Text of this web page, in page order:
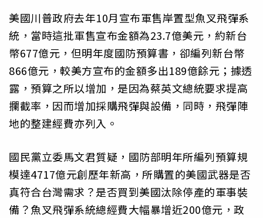
美國川普政府去年10月宣布軍售岸置型魚叉飛彈系
統，當時這批軍售宣布金額為23.7億美元，約新台
幣677億元，但明年度國防預算書，卻編列新台幣
866億元，較美方宣布的金額多出189億餘元；據透
露，預算之所以增加，是因為蔡英文總統要求提高
攔截率，因而增加採購飛彈與設備，同時，飛彈陣
地的整建經費亦列入。
國民黨立委馬文君質疑，國防部明年所編列預算規
模達4717億元創歷年新高，所購置的美國武器是否
真符合台灣需求？是否買到美國汰除停產的軍事裝
備？魚叉飛彈系統總經費大幅暴增近200億元，政